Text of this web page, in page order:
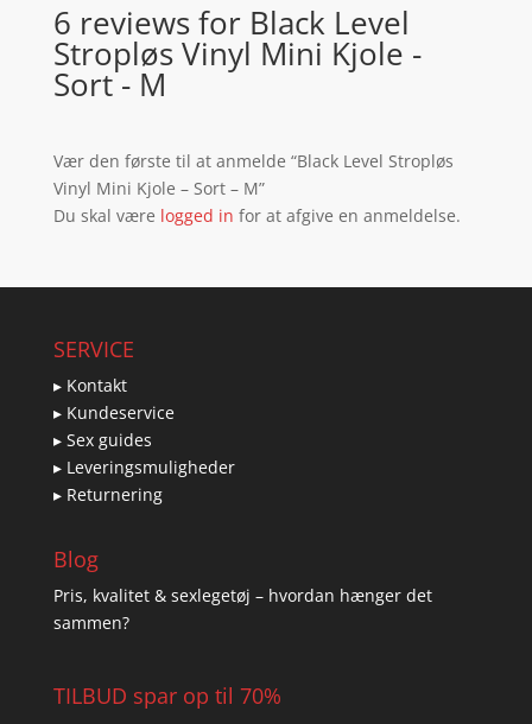
6 reviews for Black Level
Stropløs Vinyl Mini Kjole -
Sort - M
Vær den første til at anmelde “Black Level Stropløs
Vinyl Mini Kjole – Sort – M”
Du skal være logged in for at afgive en anmeldelse.
SERVICE
▸ Kontakt
▸ Kundeservice
▸ Sex guides
▸ Leveringsmuligheder
▸ Returnering
Blog
Pris, kvalitet & sexlegetøj – hvordan hænger det
sammen?
TILBUD spar op til 70%